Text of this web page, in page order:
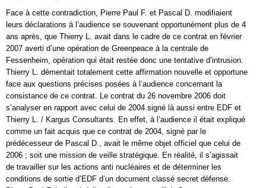
Face à cette contradiction, Pierre Paul F. et Pascal D. modifiaient
leurs déclarations à l’audience se souvenant opportunément plus de 4
ans après, que Thierry L. avait dans le cadre de ce contrat en février
2007 averti d’une opération de Greenpeace à la centrale de
Fessenheim, opération qui était restée donc une tentative d’intrusion.
Thierry L. démentait totalement cette affirmation nouvelle et opportune
face aux questions précises posées à l’audience concernant la
consistance de ce contrat. Le contrat du 26 novembre 2006 doit
s’analyser en rapport avec celui de 2004 signé là aussi entre EDF et
Thierry L. / Kargus Consultants. En effet, à l’audience il était expliqué
comme un fait acquis que ce contrat de 2004, signé par le
prédécesseur de Pascal D., avait le même objet officiel que celui de
2006 ; soit une mission de veille stratégique. En réalité, il s’agissait
de travailler sur les actions anti nucléaires et de déterminer les
conditions de sortie d’EDF d’un document classé secret défense.